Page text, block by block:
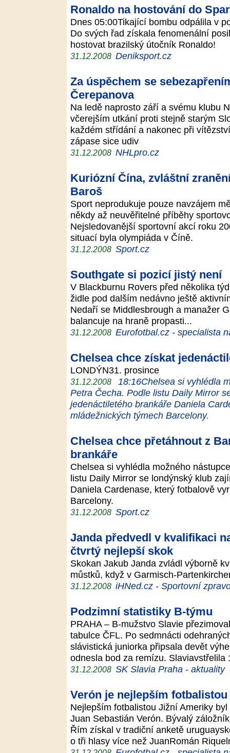
Ronaldo na hostování do
Dnes 05:00Tikající bombu odpálila v
Do svých řad získala fenomenální
hostovat brazilský útočník Ronaldo!
31.12.2008 Deniksport.cz
Za úspěchem se
Čerepanova
Na ledě naprosto září a svému klubu
včerejším utkání proti stejně starým
každém střídání a nakonec při
zápase sice udiv
31.12.2008 NHLpro.cz
Kuriózní Čína, zvláštní
Baroš
Sport neprodukuje pouze navzájem
někdy až neuvěřitelné příběhy
Nejsledovanější sportovní akcí roku
situací byla olympiáda v Číně.
31.12.2008 Sport.cz
Southgate si pozicí jistý není
V Blackburnu Rovers před několika
židle pod dalším nedávno ještě
Nedaří se Middlesbrough a manažer
balancuje na hraně propasti...
31.12.2008 Eurofotbal.cz - specialista
Chelsea chce získat
LONDÝN31. prosince
31.12.2008
18:16Chelsea si vyhlédla
Petra Čecha. Podle listu Daily Mirror
jedenáctiletého brankáře Daniela
mládežnických týmech Barcelony.
Chelsea chce přetáhnout z
brankáře
Chelsea si vyhlédla možného
listu Daily Mirror se londýnský klub
Daniela Cardenase, který fotbalově
Barcelony.
31.12.2008 Sport.cz
Janda předvedl v kvalifikaci
čtvrtý nejlepší skok
Skokan Jakub Janda zvládl výborně
můstků, když v Garmisch-
31.12.2008 iHNed.cz - Sportovní
Podzimní statistiky B-týmu
PRAHA – B-mužstvo Slavie
tabulce ČFL. Po sedmnácti
slávistická juniorka připsala devět
odnesla bod za remízu.
31.12.2008 SK Slavia Praha - aktuality
Verón je nejlepším
Nejlepším fotbalistou Jižní Ameriky
Juan Sebastián Verón. Bývalý
Řím získal v tradiční anketě
o tři hlasy více než JuanRomán